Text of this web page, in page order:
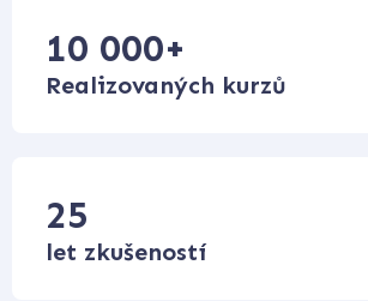
10 000+
Realizovaných kurzů
25
let zkušeností